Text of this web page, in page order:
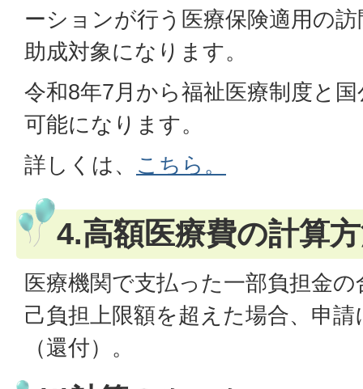
ーションが行う医療保険適用の
助成対象になります。
令和8年7月から福祉医療制度と
可能になります。
詳しくは、 こちら。
4.高額医療費の計算
医療機関で支払った一部負担金
己負担上限額を超えた場合、申
（還付）。